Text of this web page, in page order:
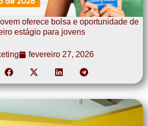
oferece bolsa e oportunidade de
estágio para jovens
fevereiro 27, 2026